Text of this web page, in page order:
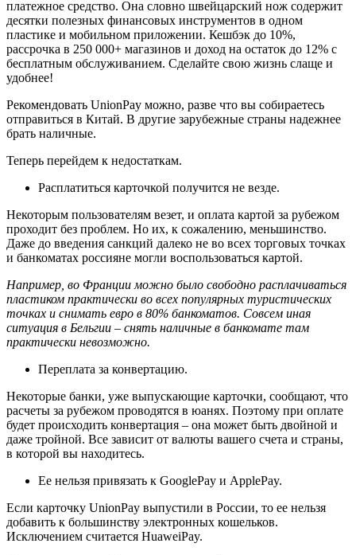
платежное средство. Она словно швейцарский нож содержит
десятки полезных финансовых инструментов в одном
пластике и мобильном приложении. Кешбэк до 10%,
рассрочка в 250 000+ магазинов и доход на остаток до 12% с
бесплатным обслуживанием. Сделайте свою жизнь слаще и
удобнее!
Рекомендовать UnionPay можно, разве что вы собираетесь
отправиться в Китай. В другие зарубежные страны надежнее
брать наличные.
Теперь перейдем к недостаткам.
Расплатиться карточкой получится не везде.
Некоторым пользователям везет, и оплата картой за рубежом
проходит без проблем. Но их, к сожалению, меньшинство.
Даже до введения санкций далеко не во всех торговых точках
и банкоматах россияне могли воспользоваться картой.
Например, во Франции можно было свободно расплачиваться
пластиком практически во всех популярных туристических
точках и снимать евро в 80% банкоматов. Совсем иная
ситуация в Бельгии – снять наличные в банкомате там
практически невозможно.
Переплата за конвертацию.
Некоторые банки, уже выпускающие карточки, сообщают, что
расчеты за рубежом проводятся в юанях. Поэтому при оплате
будет происходить конвертация – она может быть двойной и
даже тройной. Все зависит от валюты вашего счета и страны,
в которой вы находитесь.
Ее нельзя привязать к GooglePay и ApplePay.
Если карточку UnionPay выпустили в России, то ее нельзя
добавить к большинству электронных кошельков.
Исключением считается HuaweiPay.